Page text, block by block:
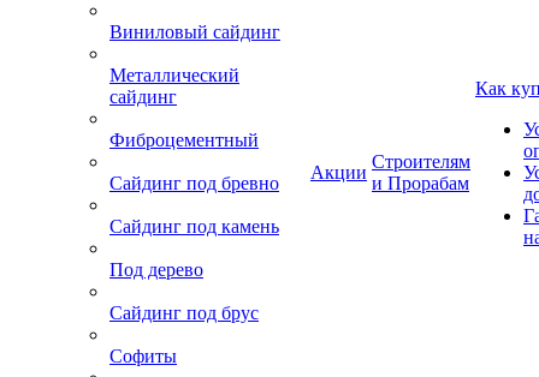
Виниловый сайдинг
Металлический
сайдинг
Фиброцементный
Сайдинг под бревно
Сайдинг под камень
Под дерево
Сайдинг под брус
Софиты
Акции
Строителям
и Прорабам
Как